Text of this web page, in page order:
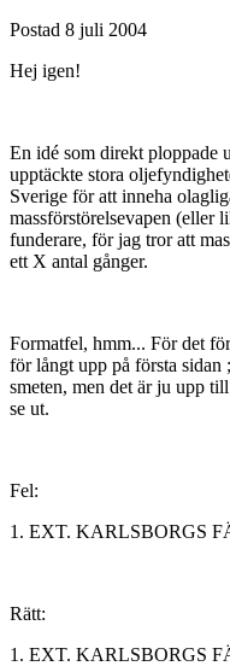
Postad 8 juli 2004
Hej igen!
En idé som direkt ploppade
upptäckte stora
Sverige för att inneha
massförstörelsevapen (eller
funderare, för jag tror att
ett X antal gånger.
Formatfel, hmm... För det
för långt upp på första
smeten, men det är ju upp
se ut.
Fel:
1. EXT. KARLSBORGS
Rätt:
1. EXT. KARLSBORGS